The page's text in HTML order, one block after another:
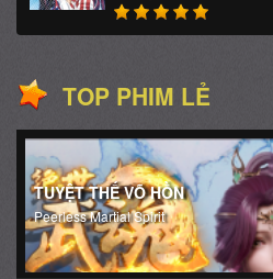
TOP PHIM LẺ
TUYỆT THẾ VÕ HỒN
Peerless Martial Spirit